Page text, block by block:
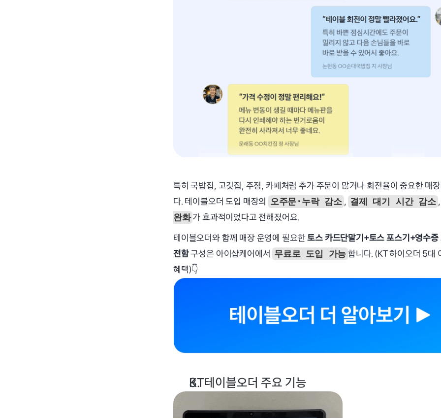
특히 국밥집, 고깃집, 주점, 카페처럼 추가 주문이 많거나 회전율이 중요한 매
다. 테이블오더 도입 매장의 오주문·누락 감소 , 결제 대기 시간 감소 ,
완화가 효과적이었다고 전해졌어요.
테이블오더와 함께 매장 운영에 필요한 토스 카드단말기+토스 포스기+영수
전함 구성은 아이샵케어에서 무료로 도입 가능합니다. (KT 하이오더 5대
혜택)👇
KT테이블오더 주요 기능